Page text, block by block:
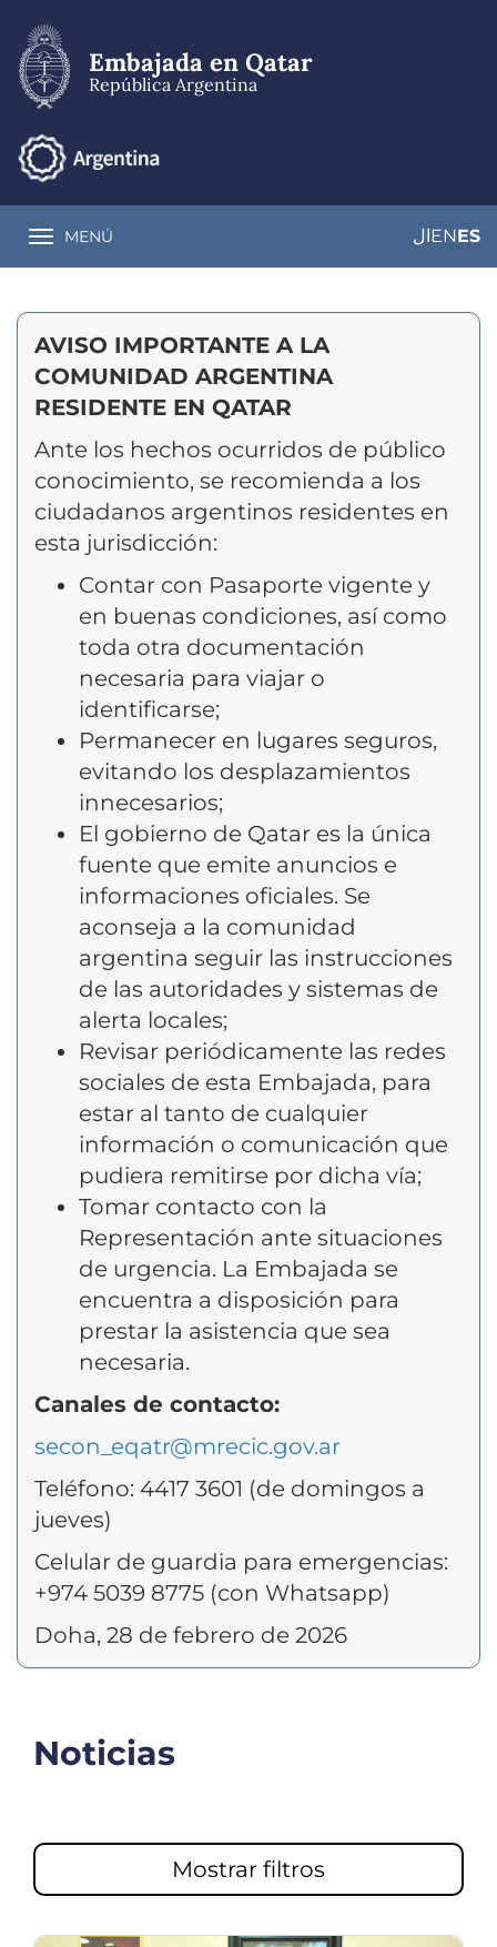
contenido
principal
Embajada en Qatar
República Argentina
Toggle navigation
MENÚ الENES
AVISO IMPORTANTE A LA
COMUNIDAD ARGENTINA
RESIDENTE EN QATAR
Ante los hechos ocurridos de público
conocimiento, se recomienda a los
ciudadanos argentinos residentes en
esta jurisdicción:
Contar con Pasaporte vigente y
en buenas condiciones, así como
toda otra documentación
necesaria para viajar o
identificarse;
Permanecer en lugares seguros,
evitando los desplazamientos
innecesarios;
El gobierno de Qatar es la única
fuente que emite anuncios e
informaciones oficiales. Se
aconseja a la comunidad
argentina seguir las instrucciones
de las autoridades y sistemas de
alerta locales;
Revisar periódicamente las redes
sociales de esta Embajada, para
estar al tanto de cualquier
información o comunicación que
pudiera remitirse por dicha vía;
Tomar contacto con la
Representación ante situaciones
de urgencia. La Embajada se
encuentra a disposición para
prestar la asistencia que sea
necesaria.
Canales de contacto:
secon_eqatr@mrecic.gov.ar
Teléfono: 4417 3601 (de domingos a
jueves)
Celular de guardia para emergencias:
+974 5039 8775 (con Whatsapp)
Doha, 28 de febrero de 2026
Noticias
Mostrar filtros